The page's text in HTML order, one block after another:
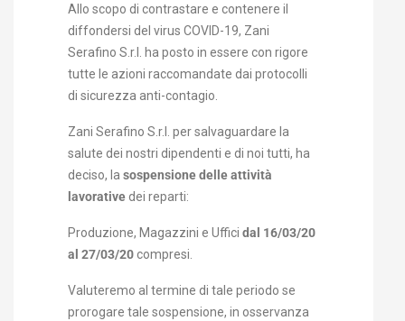
Allo scopo di contrastare e contenere il
diffondersi del virus COVID-19, Zani
Serafino S.r.l. ha posto in essere con rigore
tutte le azioni raccomandate dai protocolli
di sicurezza anti-contagio.
Zani Serafino S.r.l. per salvaguardare la
salute dei nostri dipendenti e di noi tutti, ha
deciso, la sospensione delle attività
lavorative dei reparti:
Produzione, Magazzini e Uffici dal 16/03/20
al 27/03/20compresi.
Valuteremo al termine di tale periodo se
prorogare tale sospensione, in osservanza